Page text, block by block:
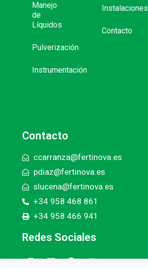
Manejo
de
Líquidos
Pulverización
Instrumentación
Instalaciones
Contacto
Contacto
ccarranza@fertinova.es
pdiaz@fertinova.es
slucena@fertinova.es
+34 958 468 861
+34 958 466 941
Redes Sociales